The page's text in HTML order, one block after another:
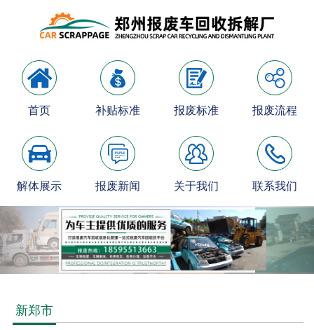
首页 补贴标准 报废标准 报废流程
解体展示 报废新闻 关于我们 联系我们
新郑市